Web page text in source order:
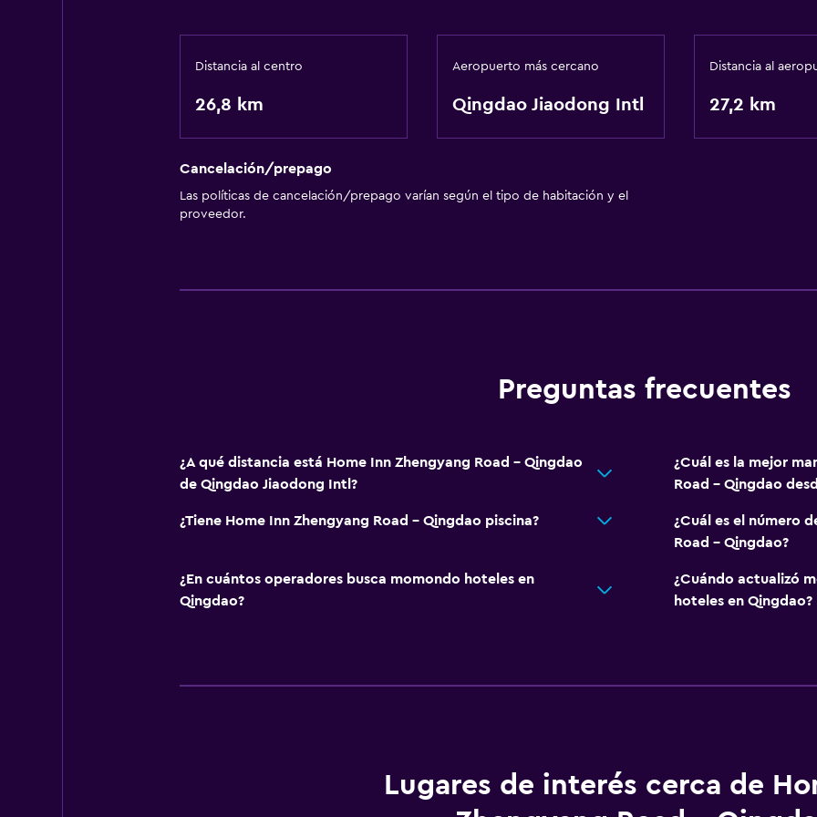
Distancia al centro
26,8 km
Aeropuerto más cercano
Qingdao Jiaodong Intl
Distancia al
27,2 km
Cancelación/prepago
Las políticas de cancelación/prepago varían según el tipo de habitación y el
proveedor.
Preguntas frecuentes
¿A qué distancia está Home Inn Zhengyang Road - Qingdao
de Qingdao Jiaodong Intl?
¿Cuál es la mejor
Road - Qingdao
¿Tiene Home Inn Zhengyang Road - Qingdao piscina?
¿Cuál es el número
Road - Qingdao?
¿En cuántos operadores busca momondo hoteles en
Qingdao?
¿Cuándo actualizó
hoteles en Qingdao?
Lugares de interés cerca de